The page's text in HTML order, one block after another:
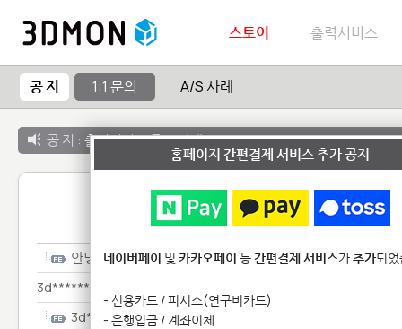
스토어 출력서비스
공 지 1:1 문의 A/S 사례
공 지 : 출력서비스 종료 안내
1:1 문
안녕****
3d*********************************
3d*********************************
홈페이지 간편결제 서비스 추가 공지
네이버페이 및 카카오페이 등간편결제 서비스가추가되
- 신용카드 / 피시스(연구비카드)
- 은행입금 / 계좌이체